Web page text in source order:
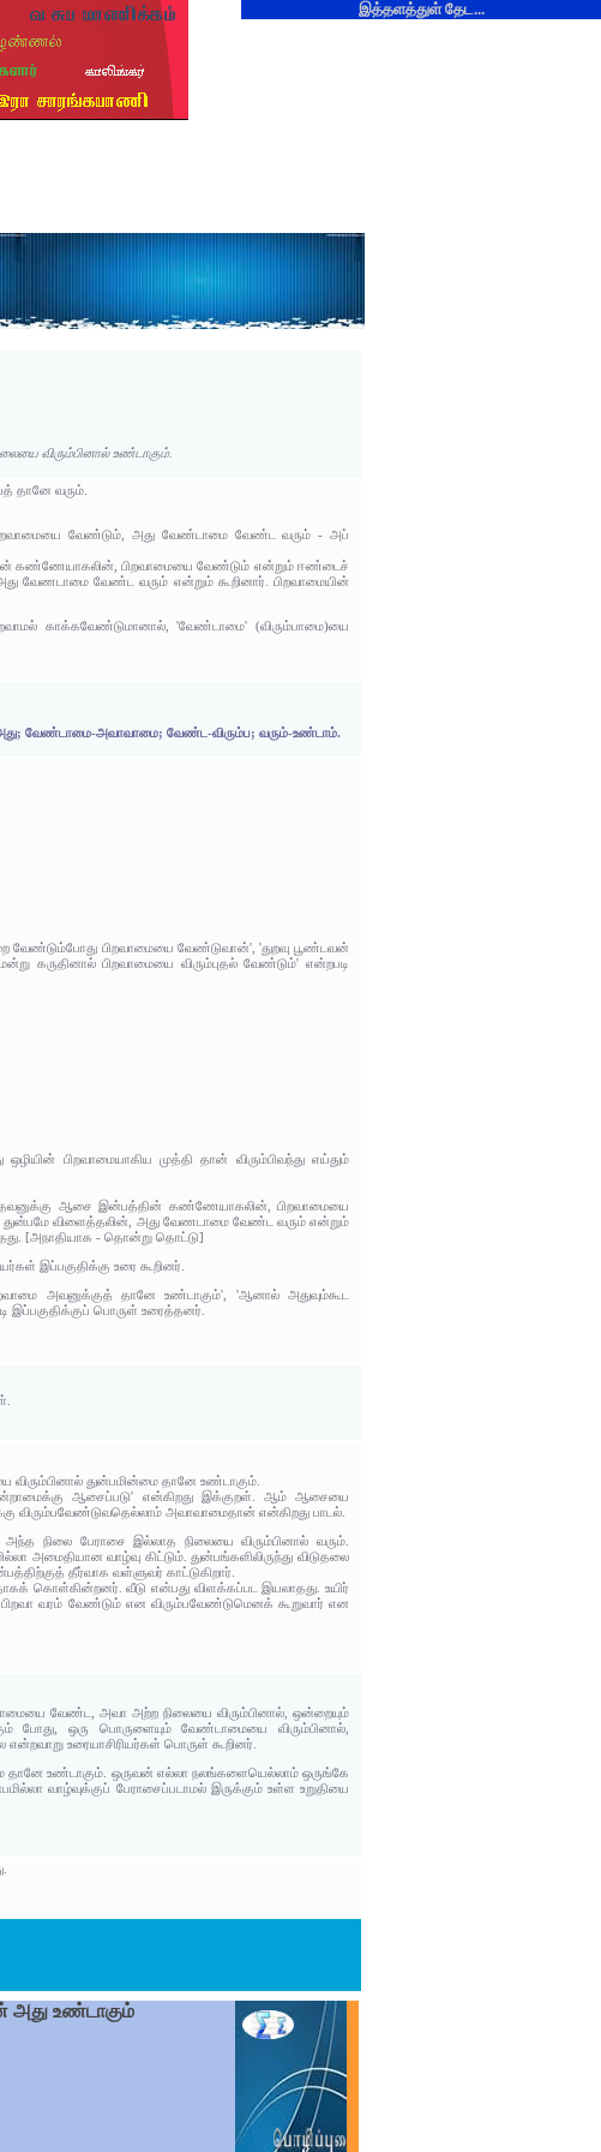
இத்தளத்துள் தேட...
விரும்பினால் உண்டாகும்.
தானே வரும்.
வேண்டும், அது வேண்டாமை வேண்ட வரும் - அப்
கண்ணேயாகலின், பிறவாமையை வேண்டும் என்றும் ஈண்டைச்
வேணடாமை வேண்ட வரும் என்றும் கூறினார். பிறவாமையின்
காக்கவேண்டுமானால், 'வேண்டாமை' (விரும்பாமை)யை
அது; வேண்டாமை-அவாவாமை; வேண்ட-விரும்ப; வரும்-உண்டாம்.
வேண்டும்போது பிறவாமையை வேண்டுவான்', 'துறவு பூண்டவன்
பிறவாமையை விரும்புதல் வேண்டும்' என்றபடி
பிறவாமையாகிய முத்தி தான் விரும்பிவந்து எய்தும்
ஆசை இன்பத்தின் கண்ணேயாகலின், பிறவாமையை
துன்பமே விளைத்தலின், அது வேணடாமை வேண்ட வரும் என்றும்
[அநாதியாக - தொன்று தொட்டு]
இப்பகுதிக்கு உரை கூறினர்.
அவனுக்குத் தானே உண்டாகும்', 'ஆனால் அதுவும்கூட
இப்பகுதிக்குப் பொருள் உரைத்தனர்.
துன்பமின்மை தானே உண்டாகும்.
ஆசைப்படு' என்கிறது இக்குறள். ஆம் ஆசையை
விரும்பவேண்டுவதெல்லாம் அவாவாமைதான் என்கிறது பாடல்.
நிலை பேராசை இல்லாத நிலையை விரும்பினால் வரும்.
அமைதியான வாழ்வு கிட்டும். துன்பங்களிலிருந்து விடுதலை
தீர்வாக வள்ளுவர் காட்டுகிறார்.
கொள்கின்றனர். வீடு என்பது விளக்கப்பட இயலாதது. உயிர்
வரம் வேண்டும் என விரும்பவேண்டுமெனக் கூறுவார் என
வேண்ட, அவா அற்ற நிலையை விரும்பினால், ஒன்றையும்
போது, ஒரு பொருளையும் வேண்டாமையை விரும்பினால்,
உரையாசிரியர்கள் பொருள் கூறினர்.
தானே உண்டாகும். ஒருவன் எல்லா நலங்களையெல்லாம் ஒருங்கே
வாழ்வுக்குப் பேராசைப்படாமல் இருக்கும் உள்ள உறுதியை
அது உண்டாகும்